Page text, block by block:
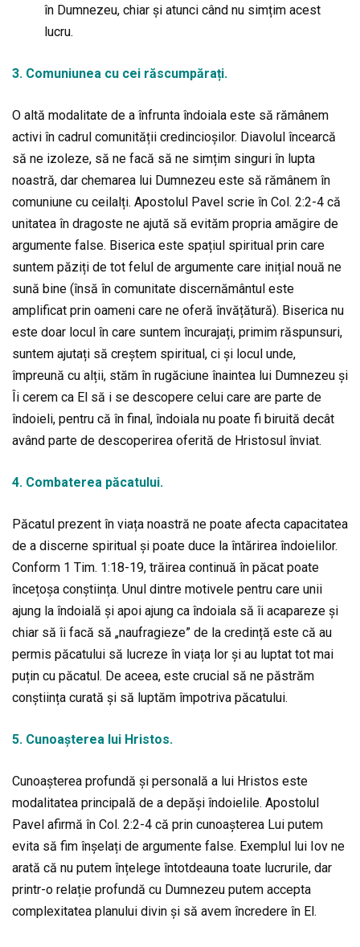
în Dumnezeu, chiar și atunci când nu simțim acest
lucru.
3. Comuniunea cu cei răscumpărați.
O altă modalitate de a înfrunta îndoiala este să rămânem
activi în cadrul comunității credincioșilor. Diavolul încearcă
să ne izoleze, să ne facă să ne simțim singuri în lupta
noastră, dar chemarea lui Dumnezeu este să rămânem în
comuniune cu ceilalți. Apostolul Pavel scrie în Col. 2:2-4 că
unitatea în dragoste ne ajută să evităm propria amăgire de
argumente false. Biserica este spațiul spiritual prin care
suntem păziți de tot felul de argumente care inițial nouă ne
sună bine (însă în comunitate discernământul este
amplificat prin oameni care ne oferă învățătură). Biserica nu
este doar locul în care suntem încurajați, primim răspunsuri,
suntem ajutați să creștem spiritual, ci și locul unde,
împreună cu alții, stăm în rugăciune înaintea lui Dumnezeu și
Îi cerem ca El să i se descopere celui care are parte de
îndoieli, pentru că în final, îndoiala nu poate fi biruită decât
având parte de descoperirea oferită de Hristosul înviat.
4. Combaterea păcatului.
Păcatul prezent în viața noastră ne poate afecta capacitatea
de a discerne spiritual și poate duce la întărirea îndoielilor.
Conform 1 Tim. 1:18-19, trăirea continuă în păcat poate
încețoșa conștiința. Unul dintre motivele pentru care unii
ajung la îndoială și apoi ajung ca îndoiala să îi acapareze și
chiar să îi facă să „naufragieze” de la credință este că au
permis păcatului să lucreze în viața lor și au luptat tot mai
puțin cu păcatul. De aceea, este crucial să ne păstrăm
conștiința curată și să luptăm împotriva păcatului.
5. Cunoașterea lui Hristos.
Cunoașterea profundă și personală a lui Hristos este
modalitatea principală de a depăși îndoielile. Apostolul
Pavel afirmă în Col. 2:2-4 că prin cunoașterea Lui putem
evita să fim înșelați de argumente false. Exemplul lui Iov ne
arată că nu putem înțelege întotdeauna toate lucrurile, dar
printr-o relație profundă cu Dumnezeu putem accepta
complexitatea planului divin și să avem încredere în El.